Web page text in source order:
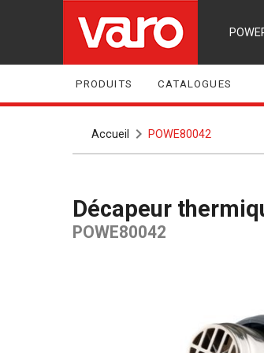
PRODUITS CATALOGUES
Accueil POWE80042
Décapeur
POWE80042